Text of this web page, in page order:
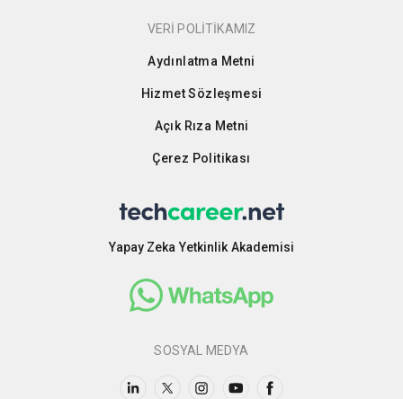
VERİ POLİTİKAMIZ
Aydınlatma Metni
Hizmet Sözleşmesi
Açık Rıza Metni
Çerez Politikası
Yapay Zeka Yetkinlik Akademisi
SOSYAL MEDYA